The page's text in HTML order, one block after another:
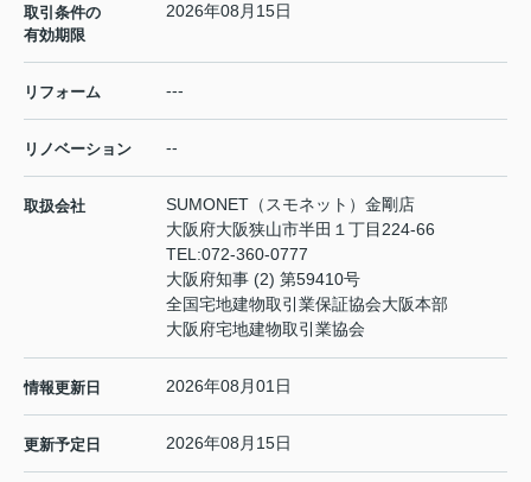
取引条件の
有効期限
2026年08月15日
リフォーム ---
リノベーション --
取扱会社
SUMONET（スモネット）金剛店
大阪府大阪狭山市半田１丁目224-66
TEL:072-360-0777
大阪府知事 (2) 第59410号
全国宅地建物取引業保証協会大阪本部
大阪府宅地建物取引業協会
情報更新日 2026年08月01日
更新予定日 2026年08月15日